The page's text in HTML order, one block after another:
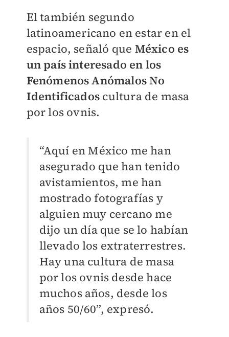
El también segundo
latinoamericano en estar en el
espacio, señaló que México es
un país interesado en los
Fenómenos Anómalos No
Identificados cultura de masa
por los ovnis.
“Aquí en México me han
asegurado que han tenido
avistamientos, me han
mostrado fotografías y
alguien muy cercano me
dijo un día que se lo habían
llevado los extraterrestres.
Hay una cultura de masa
por los ovnis desde hace
muchos años, desde los
años 50/60”, expresó.